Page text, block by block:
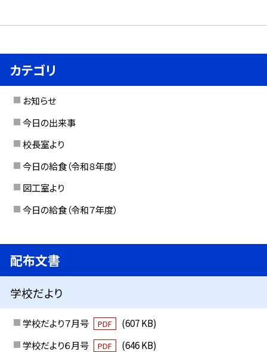
カテゴリ
お知らせ
今日の出来事
校長室より
今日の給食（令和８年度）
図工室より
今日の給食（令和７年度）
配布文書
学校だより
学校だより７月号 PDF
(607 KB)
学校だより６月号
PDF (646 KB)